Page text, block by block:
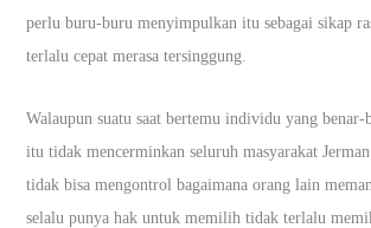
perlu buru-buru menyimpulkan itu sebagai sikap
terlalu cepat merasa tersinggung.
Walaupun suatu saat bertemu individu yang benar-
itu tidak mencerminkan seluruh masyarakat
tidak bisa mengontrol bagaimana orang lain
selalu punya hak untuk memilih tidak terlalu